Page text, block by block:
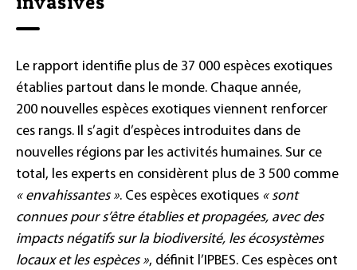
Le rapport identifie plus de 37 000 espèces exotiques
établies partout dans le monde. Chaque année,
200 nouvelles espèces exotiques viennent renforcer
ces rangs. Il s’agit d’espèces introduites dans de
nouvelles régions par les activités humaines. Sur ce
total, les experts en considèrent plus de 3 500 comme
« envahissantes ». Ces espèces exotiques « sont
connues pour s’être établies et propagées, avec des
impacts négatifs sur la biodiversité, les écosystèmes
locaux et les espèces », définit l’IPBES. Ces espèces ont